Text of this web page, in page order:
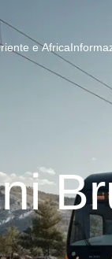
e Africa